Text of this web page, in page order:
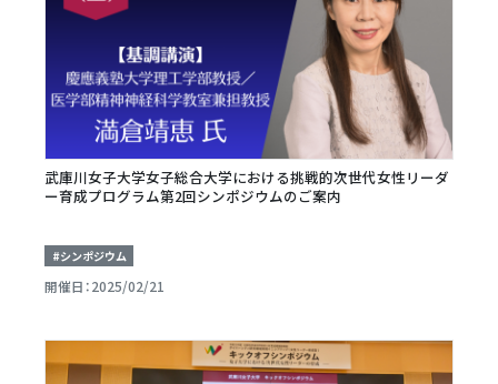
武庫川女子大学女子総合大学における挑戦的次世代女性リーダ
ー育成プログラム第2回シンポジウムのご案内
#シンポジウム
開催日：2025/02/21